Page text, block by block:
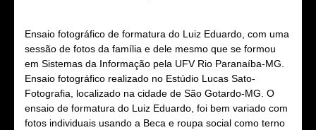
Ensaio fotográfico de formatura do Luiz Eduardo, com uma
sessão de fotos da família e dele mesmo que se formou
em Sistemas da Informação pela UFV Rio Paranaíba-MG.
Ensaio fotográfico realizado no Estúdio Lucas Sato-
Fotografia, localizado na cidade de São Gotardo-MG. O
ensaio de formatura do Luiz Eduardo, foi bem variado com
fotos individuais usando a Beca e roupa social como terno